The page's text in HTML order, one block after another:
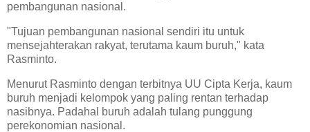
pembangunan nasional.
"Tujuan pembangunan nasional sendiri itu untuk
mensejahterakan rakyat, terutama kaum buruh," kata
Rasminto.
Menurut Rasminto dengan terbitnya UU Cipta Kerja, kaum
buruh menjadi kelompok yang paling rentan terhadap
nasibnya. Padahal buruh adalah tulang punggung
perekonomian nasional.